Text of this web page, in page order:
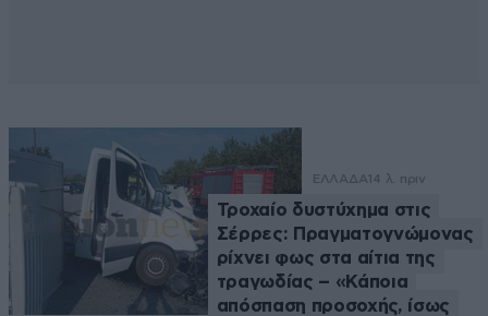
ΕΛΛΑΔΑ 14 λ. πριν
Τροχαίο δυστύχημα στις
Σέρρες: Πραγματογνώμονας
ρίχνει φως στα αίτια της
τραγωδίας – «Κάποια
απόσπαση προσοχής, ίσως